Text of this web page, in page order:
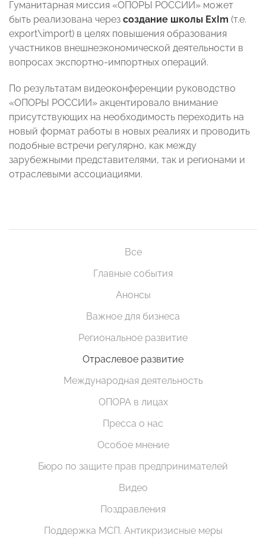
Гуманитарная миссия «ОПОРЫ РОССИИ» может
быть реализована через создание школы ExIm (т.е.
export\import) в целях повышения образования
участников внешнеэкономической деятельности в
вопросах экспортно-импортных операций.
По результатам видеоконференции руководство
«ОПОРЫ РОССИИ» акцентировало внимание
присутствующих на необходимость переходить на
новый формат работы в новых реалиях и проводить
подобные встречи регулярно, как между
зарубежными представителями, так и регионами и
отраслевыми ассоциациями.
Все
Главные события
Анонсы
Важное для бизнеса
Региональное развитие
Отраслевое развитие
Международная деятельность
ОПОРА в лицах
Пресса о нас
Особое мнение
Бюро по защите прав предпринимателей
Видео
Поздравления
Поддержка МСП. Антикризисные меры